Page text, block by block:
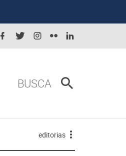
BUSCA
editorias